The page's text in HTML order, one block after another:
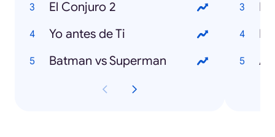
El Conjuro 2
Yo antes de Ti
Batman vs Superman